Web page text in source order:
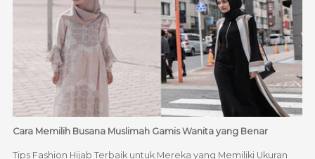
Cara Memilih Busana Muslimah Gamis Wanita yang Benar
Tips Fashion Hijab Terbaik untuk Mereka yang Memiliki Ukuran